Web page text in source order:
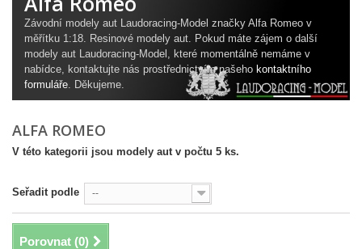
Závodní modely aut Laudoracing-Model značky Alfa Romeo v
měřítku 1:18. Resinové modely aut. Pokud máte zájem o další
modely aut Laudoracing-Model, které momentálně nemáme v
nabídce, kontaktujte nás prostřednictvím našeho kontaktního
formuláře. Děkujeme.
ALFA ROMEO
V této kategorii jsou modely aut v počtu 5 ks.
Seřadit podle --
Porovnat (0)